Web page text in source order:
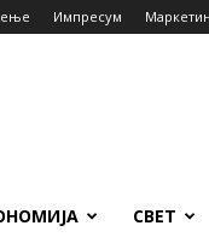
Импресум
СВЕТ